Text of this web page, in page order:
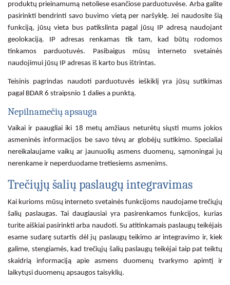
produktų prieinamumą netoliese esančiose parduotuvėse. Arba galite
pasirinkti bendrinti savo buvimo vietą per naršyklę. Jei naudosite šią
funkciją, jūsų vieta bus patikslinta pagal jūsų IP adresą naudojant
geolokaciją. IP adresas renkamas tik tam, kad būtų rodomos
tinkamos parduotuvės. Pasibaigus mūsų interneto svetainės
naudojimui jūsų IP adresas iš karto bus ištrintas.
Teisinis pagrindas naudoti parduotuvės ieškiklį yra jūsų sutikimas
pagal BDAR 6 straipsnio 1 dalies a punktą.
Nepilnamečių apsauga
Vaikai ir paaugliai iki 18 metų amžiaus neturėtų siųsti mums jokios
asmeninės informacijos be savo tėvų ar globėjų sutikimo. Specialiai
nereikalaujame vaikų ar jaunuolių asmens duomenų, sąmoningai jų
nerenkame ir neperduodame tretiesiems asmenims.
Trečiųjų šalių paslaugų integravimas
Kai kurioms mūsų interneto svetainės funkcijoms naudojame trečiųjų
šalių paslaugas. Tai daugiausiai yra pasirenkamos funkcijos, kurias
turite aiškiai pasirinkti arba naudoti. Su atitinkamais paslaugų teikėjais
esame sudarę sutartis dėl jų paslaugų teikimo ar integravimo ir, kiek
galime, stengiamės, kad trečiųjų šalių paslaugų teikėjai taip pat teiktų
skaidrią informaciją apie asmens duomenų tvarkymo apimtį ir
laikytųsi duomenų apsaugos taisyklių.